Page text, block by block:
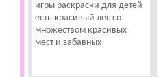
игры раскраски для детей
есть красивый лес со
множеством красивых
мест и забавных